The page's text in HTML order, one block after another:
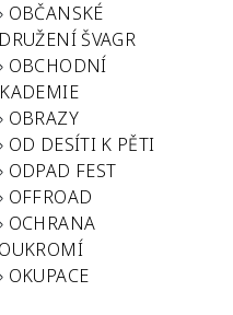
OBČANSKÉ
ŠVAGR
OBCHODNÍ
OBRAZY
OD DESÍTI K PĚTI
ODPAD FEST
OFFROAD
OCHRANA
OKUPACE